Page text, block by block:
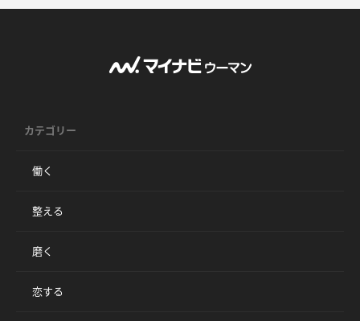
カテゴリー
働く
整える
磨く
恋する